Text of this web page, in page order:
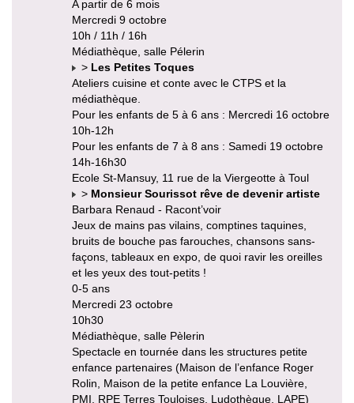
A partir de 6 mois
Mercredi 9 octobre
10h / 11h / 16h
Médiathèque, salle Pélerin
> Les Petites Toques
Ateliers cuisine et conte avec le CTPS et la
médiathèque.
Pour les enfants de 5 à 6 ans : Mercredi 16 octobre
10h-12h
Pour les enfants de 7 à 8 ans : Samedi 19 octobre
14h-16h30
Ecole St-Mansuy, 11 rue de la Viergeotte à Toul
> Monsieur Sourissot rêve de devenir artiste
Barbara Renaud - Racont’voir
Jeux de mains pas vilains, comptines taquines,
bruits de bouche pas farouches, chansons sans-
façons, tableaux en expo, de quoi ravir les oreilles
et les yeux des tout-petits !
0-5 ans
Mercredi 23 octobre
10h30
Médiathèque, salle Pèlerin
Spectacle en tournée dans les structures petite
enfance partenaires (Maison de l’enfance Roger
Rolin, Maison de la petite enfance La Louvière,
PMI, RPE Terres Touloises, Ludothèque, LAPE)